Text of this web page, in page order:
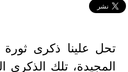
​تحل علينا ذكرى ثورة
المجيدة، تلك الذكرى